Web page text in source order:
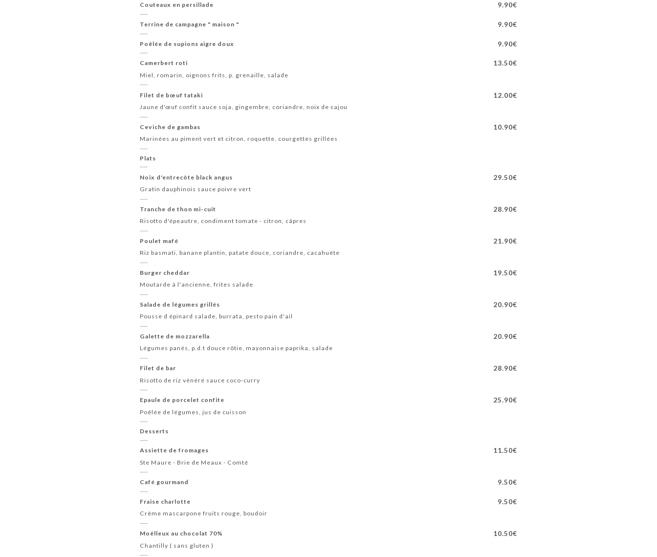
Couteaux en persillade 9.90€
Terrine de campagne " maison " 9.90€
Poêlée de supions aigre doux 9.90€
Camerbert roti 13.50€
Miel, romarin, oignons frits, p. grenaille, salade
Filet de bœuf tataki 12.00€
Jaune d'œuf confit sauce soja, gingembre, coriandre, noix de cajou
Ceviche de gambas 10.90€
Marinées au piment vert et citron, roquette, courgettes grillées
Plats
Noix d'entrecôte black angus 29.50€
Gratin dauphinois sauce poivre vert
Tranche de thon mi-cuit 28.90€
Risotto d'épeautre, condiment tomate - citron, câpres
Poulet mafé 21.90€
Riz basmati, banane plantin, patate douce, coriandre, cacahuète
Burger cheddar 19.50€
Moutarde à l'ancienne, frites salade
Salade de légumes grillés 20.90€
Pousse d épinard salade, burrata, pesto pain d'ail
Galette de mozzarella 20.90€
Légumes panés, p.d.t douce rôtie, mayonnaise paprika, salade
Filet de bar 28.90€
Risotto de riz vénéré sauce coco-curry
Epaule de porcelet confite 25.90€
Poêlée de légumes, jus de cuisson
Desserts
Assiette de fromages 11.50€
Ste Maure - Brie de Meaux - Comté
Café gourmand 9.50€
Fraise charlotte 9.50€
Crème mascarpone fruits rouge, boudoir
Moëlleux au chocolat 70% 10.50€
Chantilly ( sans gluten )